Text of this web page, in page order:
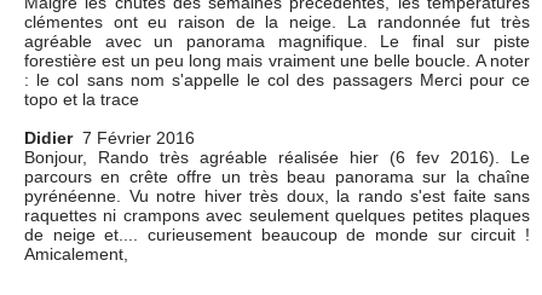
clémentes ont eu raison de la neige. La randonnée fut très
agréable avec un panorama magnifique. Le final sur piste
forestière est un peu long mais vraiment une belle boucle. A noter
: le col sans nom s'appelle le col des passagers Merci pour ce
topo et la trace
Didier 7 Février 2016
Bonjour, Rando très agréable réalisée hier (6 fev 2016). Le
parcours en crête offre un très beau panorama sur la chaîne
pyrénéenne. Vu notre hiver très doux, la rando s'est faite sans
raquettes ni crampons avec seulement quelques petites plaques
de neige et.... curieusement beaucoup de monde sur circuit !
Amicalement,